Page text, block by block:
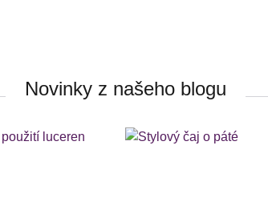
Novinky z našeho blogu